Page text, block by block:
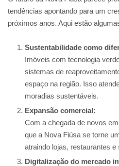
tendências apontando para um
próximos anos. Aqui estão
Sustentabilidade como
Imóveis com tecnologia
sistemas de
espaço na região. Isso
moradias sustentáveis.
Expansão comercial:
Com a chegada de novos
que a Nova Fiúsa se torne
atraindo lojas, restaurantes
Digitalização do mercado